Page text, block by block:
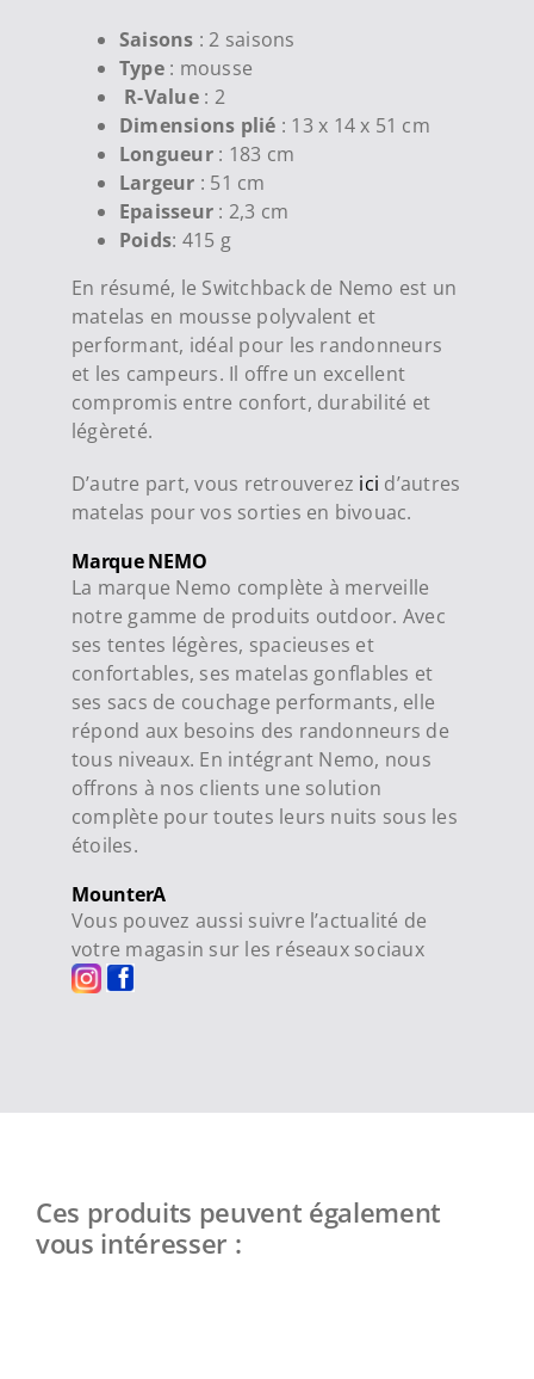
Saisons : 2 saisons
Type: mousse
R-Value: 2
Dimensions plié : 13 x 14 x 51 cm
Longueur: 183 cm
Largeur : 51 cm
Epaisseur : 2,3 cm
Poids: 415 g
En résumé, le Switchback de Nemo est un
matelas en mousse polyvalent et
performant, idéal pour les randonneurs
et les campeurs. Il offre un excellent
compromis entre confort, durabilité et
légèreté.
D’autre part, vous retrouverez ici d’autres
matelas pour vos sorties en bivouac.
Marque NEMO
La marque Nemo complète à merveille
notre gamme de produits outdoor. Avec
ses tentes légères, spacieuses et
confortables, ses matelas gonflables et
ses sacs de couchage performants, elle
répond aux besoins des randonneurs de
tous niveaux. En intégrant Nemo, nous
offrons à nos clients une solution
complète pour toutes leurs nuits sous les
étoiles.
MounterA
Vous pouvez aussi suivre l’actualité de
votre magasin sur les réseaux sociaux
Ces produits peuvent également
vous intéresser :